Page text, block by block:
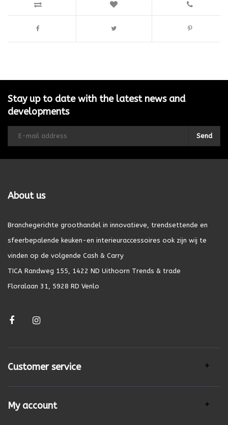
Stay up to date with the latest news and
developments
Send
About us
Branchegerichte groothandel in innovatieve, trendsettende en
sfeerbepalende keuken-en interieuraccessoires ook zijn wij te
vinden op de volgende Cash & Carry
TICA Randweg 155, 1422 ND Uithoorn Trends & trade
Floralaan 31, 5928 RD Venlo
Customer service
My account